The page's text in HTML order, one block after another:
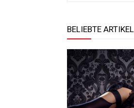
BELIEBTE ARTIKEL